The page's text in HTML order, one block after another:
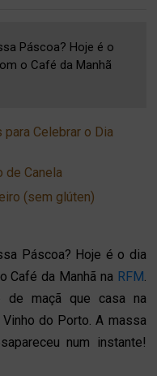
Páscoa? Hoje é o
o Café da Manhã
Celebrar o Dia
de Canela
(sem glúten)
Páscoa? Hoje é o dia
Café da Manhã na RFM.
de maçã que casa na
do Porto. A massa
num instante!